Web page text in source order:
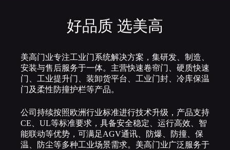
好品质 选美高
美高门业专注工业门系统解决方案，集研发、制造、
安装与售后服务于一体。主营快速卷帘门、硬质快速
门、工业提升门、装卸货平台、工业门封、冷库保温
门及柔性防撞护栏等产品。
公司持续按照欧洲行业标准进行技术升级，产品支持
CE、UL等标准要求，具备安全稳定、运行高效、智
能联动等优势，可满足AGV通讯、防爆、防撞、保
温、防尘等多种工业场景需求。美高门业广泛服务于